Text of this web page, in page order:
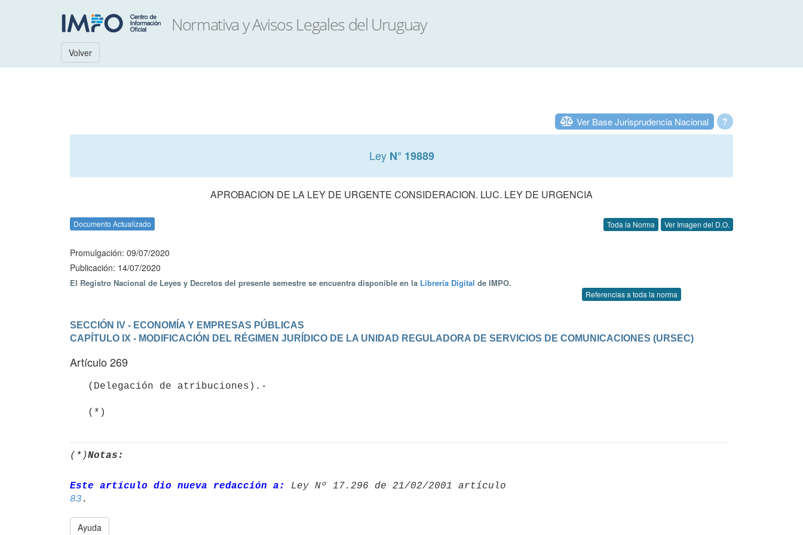
Volver
?
Ver Base Jurisprudencia Nacional
Ley N° 19889
APROBACION DE LA LEY DE URGENTE CONSIDERACION. LUC. LEY DE URGENCIA
Documento Actualizado Toda la Norma Ver Imagen del D.O.
Promulgación: 09/07/2020
Publicación: 14/07/2020
El Registro Nacional de Leyes y Decretos del presente semestre se encuentra disponible en la Librería Digital de IMPO.
Referencias a toda la norma
SECCIÓN IV - ECONOMÍA Y EMPRESAS PÚBLICAS
CAPÍTULO IX - MODIFICACIÓN DEL RÉGIMEN JURÍDICO DE LA UNIDAD REGULADORA DE SERVICIOS DE COMUNICACIONES (URSEC)
Artículo 269
   (*)
(*)Notas:
Este artículo dio nueva redacción a:
83
Ayuda